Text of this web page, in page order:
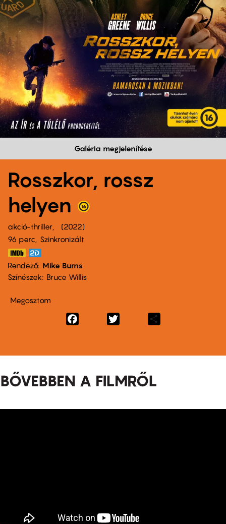
Galéria megjelenítése
Rosszkor, rossz
helyen
akció-thriller
2022
96 perc,
Szinkronizált
Rendező Mike Burns
Színészek
Bruce Willis
Megosztom
Facebook
BŐVEBBEN A FILMRŐL